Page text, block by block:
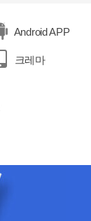
Android APP
크레마